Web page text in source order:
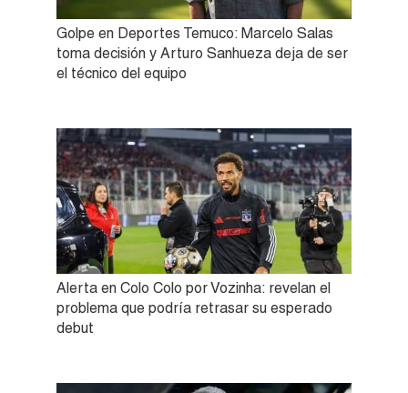
Golpe en Deportes Temuco: Marcelo Salas
toma decisión y Arturo Sanhueza deja de ser
el técnico del equipo
Alerta en Colo Colo por Vozinha: revelan el
problema que podría retrasar su esperado
debut